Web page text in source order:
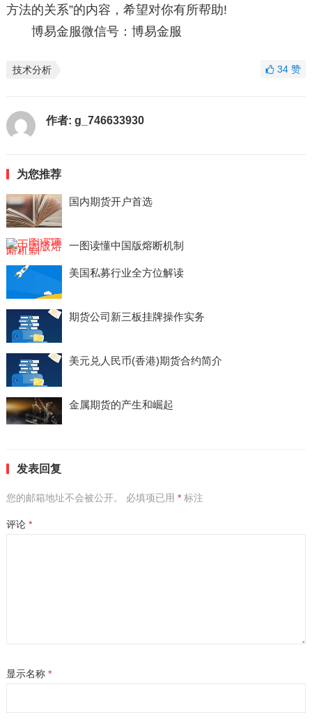
方法的关系”的内容，希望对你有所帮助!
博易金服微信号：博易金服
技术分析 34赞
作者: g_746633930
为您推荐
国内期货开户首选
一图读懂中国版熔断机制
美国私募行业全方位解读
期货公司新三板挂牌操作实务
美元兑人民币(香港)期货合约简介
金属期货的产生和崛起
发表回复
您的邮箱地址不会被公开。 必填项已用 *标注
评论 *
显示名称 *